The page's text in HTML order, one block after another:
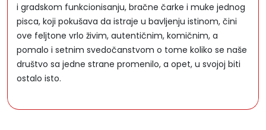
i gradskom funkcionisanju, bračne čarke i muke jednog
pisca, koji pokušava da istraje u bavljenju istinom, čini
ove feljtone vrlo živim, autentičnim, komičnim, a
pomalo i setnim svedočanstvom o tome koliko se naše
društvo sa jedne strane promenilo, a opet, u svojoj biti
ostalo isto.